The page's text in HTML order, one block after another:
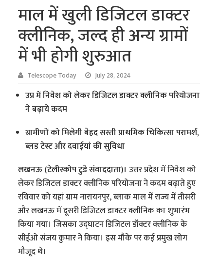
माल में खुली डिजिटल डाक्टर
क्लीनिक, जल्द ही अन्य ग्रामों
में भी होगी शुरुआत
Telescope Today July 28, 2024
उप्र में निवेश को लेकर डिजिटल डाक्टर क्लीनिक परियोजना
ने बढ़ाये कदम
ग्रामीणों को मिलेगी बेहद सस्ती प्राथमिक चिकित्सा परामर्श,
ब्लड टेस्ट और दवाईयां की सुविधा
लखनऊ (टेलीस्कोप टुडे संवाददाता)।उत्तर प्रदेश में निवेश को
लेकर डिजिटल डाक्टर क्लीनिक परियोजना ने कदम बढ़ाते हुए
रविवार को यहां ग्राम नारायनपुर, ब्लाक माल में राज्य में तीसरी
और लखनऊ में दूसरी डिजिटल डाक्टर क्लीनिक का शुभारंभ
किया गया। जिसका उद्घाटन डिजिटल डॉक्टर क्लीनिक के
सीईओ संजय कुमार ने किया। इस मौके पर कई प्रमुख लोग
मौजूद थे।